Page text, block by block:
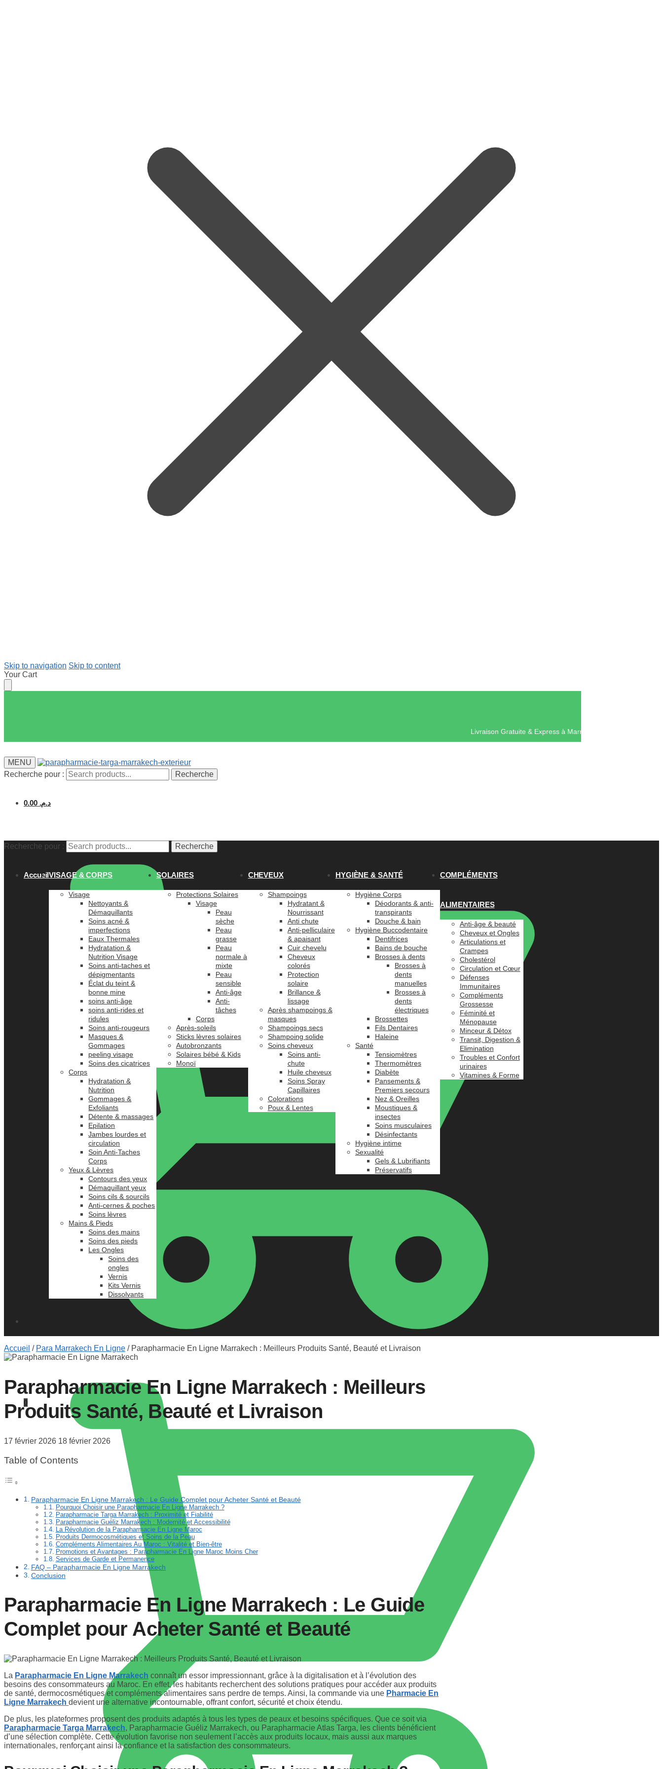
Skip to navigation Skip to content
Your Cart
Livraison Gratuite & Express à
MENU
Recherche pour :
Recherche
د.م. 0.00
0
Recherche pour : Recherche
AccueilVISAGE & CORPS
Visage
Nettoyants &
Démaquillants
Soins acné &
imperfections
Eaux Thermales
Hydratation &
Nutrition Visage
Soins anti-taches et
dépigmentants
Éclat du teint &
bonne mine
soins anti-âge
soins anti-rides et
ridules
Soins anti-rougeurs
Masques &
Gommages
peeling visage
Soins des cicatrices
Corps
Hydratation &
Nutrition
Gommages &
Exfoliants
Détente & massages
Epilation
Jambes lourdes et
circulation
Soin Anti-Taches
Corps
Yeux & Lèvres
Contours des yeux
Démaquillant yeux
Soins cils & sourcils
Anti-cernes & poches
Soins lèvres
Mains & Pieds
Soins des mains
Soins des pieds
Les Ongles
Soins des
ongles
Vernis
Kits Vernis
Dissolvants
SOLAIRES
Protections Solaires
Visage
Peau
sèche
Peau
grasse
Peau
normale à
mixte
Peau
sensible
Anti-âge
Anti-
tâches
Corps
Après-soleils
Sticks lèvres solaires
Autobronzants
Solaires bébé & Kids
Monoï
CHEVEUX
Shampoings
Hydratant &
Nourrissant
Anti chute
Anti-pelliculaire
& apaisant
Cuir chevelu
Cheveux
colorés
Protection
solaire
Brillance &
lissage
Après shampoings &
masques
Shampoings secs
Shampoing solide
Soins cheveux
Soins anti-
chute
Huile cheveux
Soins Spray
Capillaires
Colorations
Poux & Lentes
HYGIÈNE & SANTÉ
Hygiène Corps
Déodorants & anti-
transpirants
Douche & bain
Hygiène Buccodentaire
Dentifrices
Bains de bouche
Brosses à dents
Brosses à
dents
manuelles
Brosses à
dents
électriques
Brossettes
Fils Dentaires
Haleine
Santé
Tensiomètres
Thermomètres
Diabète
Pansements &
Premiers secours
Nez & Oreilles
Moustiques &
insectes
Soins musculaires
Désinfectants
Hygiène intime
Sexualité
Gels & Lubrifiants
Préservatifs
COMPLÉMENTS
ALIMENTAIRES
Anti-âge & beauté
Cheveux et Ongles
Articulations et
Crampes
Cholestérol
Circulation et Cœur
Défenses
Immunitaires
Compléments
Grossesse
Féminité et
Ménopause
Minceur & Détox
Transit, Digestion &
Elimination
Troubles et Confort
urinaires
Vitamines & Forme
Accueil / Para Marrakech En Ligne / Parapharmacie En Ligne Marrakech : Meilleurs Produits Santé, Beauté et Livraison
Parapharmacie En Ligne Marrakech : Meilleurs
Produits Santé, Beauté et Livraison
17 février 2026 18 février 2026
Table of Contents
Parapharmacie En Ligne Marrakech : Le Guide Complet pour Acheter Santé et Beauté
Pourquoi Choisir une Parapharmacie En Ligne Marrakech ?
Parapharmacie Targa Marrakech : Proximité et Fiabilité
Parapharmacie Guéliz Marrakech : Modernité et Accessibilité
La Révolution de la Parapharmacie En Ligne Maroc
Produits Dermocosmétiques et Soins de la Peau
Compléments Alimentaires Au Maroc : Vitalité et Bien-être
Promotions et Avantages : Parapharmacie En Ligne Maroc Moins Cher
Services de Garde et Permanence
FAQ – Parapharmacie En Ligne Marrakech
Conclusion
Parapharmacie En Ligne Marrakech : Le Guide
Complet pour Acheter Santé et Beauté
La Parapharmacie En Ligne Marrakech connaît un essor impressionnant, grâce à la digitalisation et à l’évolution des
besoins des consommateurs au Maroc. En effet, les habitants recherchent des solutions pratiques pour accéder aux produits
de santé, dermocosmétiques et compléments alimentaires sans perdre de temps. Ainsi, la commande via une Pharmacie En
Ligne Marrakech devient une alternative incontournable, offrant confort, sécurité et choix étendu.
De plus, les plateformes proposent des produits adaptés à tous les types de peaux et besoins spécifiques. Que ce soit via
Parapharmacie Targa Marrakech, Parapharmacie Guéliz Marrakech, ou Parapharmacie Atlas Targa, les clients bénéficient
d’une sélection complète. Cette évolution favorise non seulement l’accès aux produits locaux, mais aussi aux marques
internationales, renforçant ainsi la confiance et la satisfaction des consommateurs.